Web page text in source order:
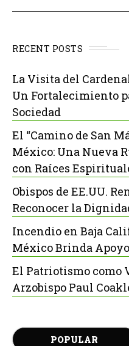
RECENT POSTS
La Visita del
Un Fortalecimiento
Sociedad
El “Camino de San
México: Una Nueva
con Raíces
Obispos de EE.UU.
Reconocer la
Incendio en Baja
México Brinda
El Patriotismo como
Arzobispo Paul
POPULAR